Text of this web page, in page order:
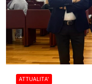
ATTUALITA'